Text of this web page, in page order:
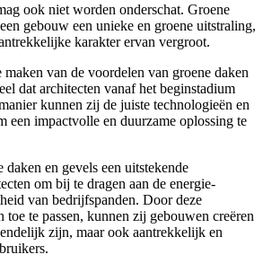
ook niet worden onderschat. Groene
gebouw een unieke en groene uitstraling,
karakter ervan vergroot.
van de voordelen van groene daken
dat architecten vanaf het beginstadium
kunnen zij de juiste technologieën en
een impactvolle en duurzame oplossing te
en gevels een uitstekende
om bij te dragen aan de energie-
van bedrijfspanden. Door deze
toe te passen, kunnen zij gebouwen creëren
zijn, maar ook aantrekkelijk en